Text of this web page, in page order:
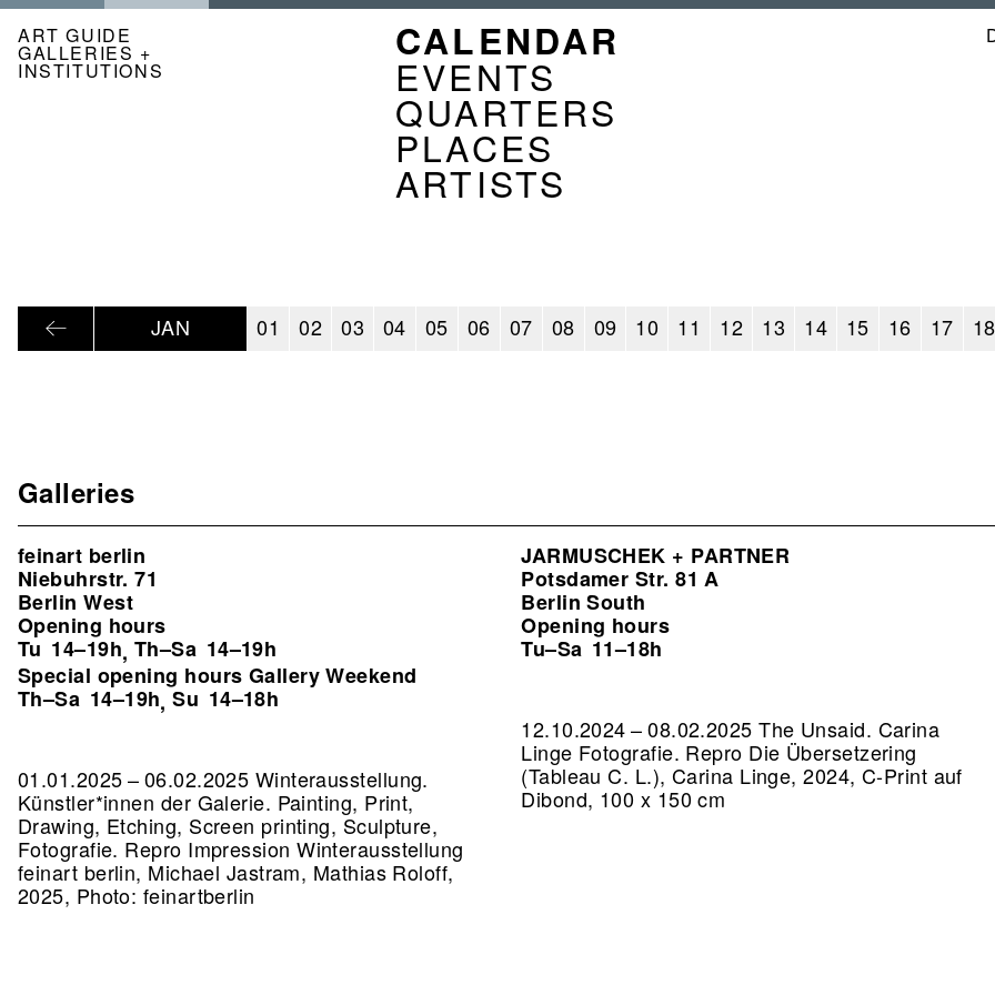
Skip
main
content
ART GUIDE
GALLERIES +
INSTITUTIONS
NAVIGATION
KALENDER
EN
CALENDAR
EVENTS
QUARTERS
PLACES
ARTISTS
JAN 01 02 03 04 05 06 07 08 09 10 11 12 13 14 15 16 17 18
Galleries
feinart berlin
Niebuhrstr. 71
Berlin West
Opening hours
Tu 14–19h, Th–Sa 14–19h
Special opening hours Gallery Weekend
Th–Sa 14–19h,Su 14–18h
01.01.2025 – 06.02.2025 Winterausstellung.
Künstler*innen der Galerie. Painting, Print,
Drawing, Etching, Screen printing, Sculpture,
Fotografie. Repro Impression Winterausstellung
feinart berlin, Michael Jastram, Mathias Roloff,
2025, Photo: feinartberlin
JARMUSCHEK + PARTNER
Potsdamer Str. 81 A
Berlin South
Opening hours
Tu–Sa 11–18h
12.10.2024 – 08.02.2025 The Unsaid. Carina
Linge Fotografie. Repro Die Übersetzering
(Tableau C. L.), Carina Linge, 2024, C-Print auf
Dibond, 100 x 150 cm